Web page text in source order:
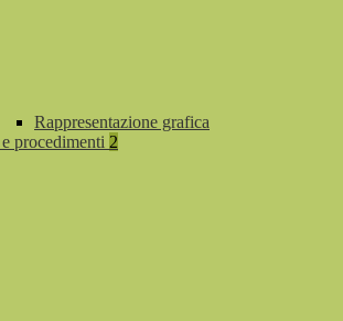
Rappresentazione grafica
procedimenti 2